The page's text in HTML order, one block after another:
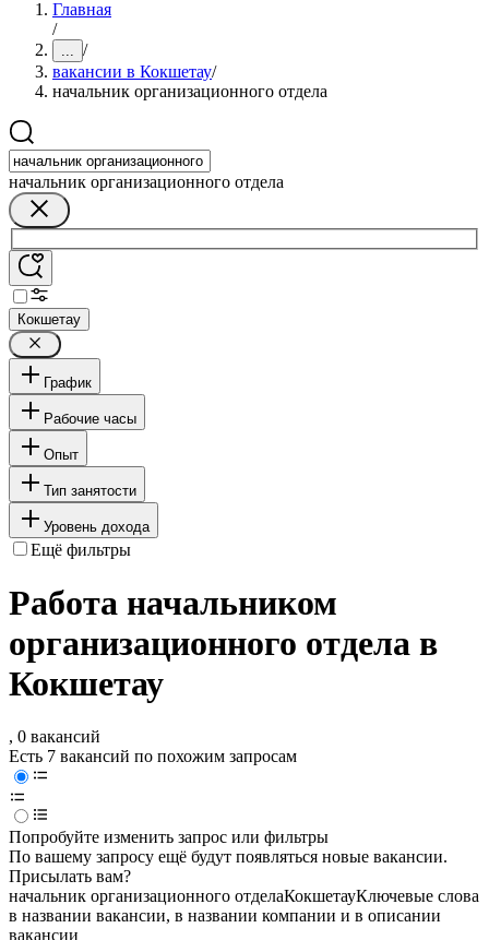
Главная
/
... /
вакансии в Кокшетау/
начальник организационного отдела
начальник организационного отдела
Кокшетау
График
Рабочие часы
Опыт
Тип занятости
Уровень дохода
Ещё фильтры
Работа начальником
организационного отдела в
Кокшетау
, 0 вакансий
Есть 7 вакансий по похожим запросам
Попробуйте изменить запрос или фильтры
По вашему запросу ещё будут появляться новые вакансии.
Присылать вам?
начальник организационного отделаКокшетауКлючевые слова
в названии вакансии, в названии компании и в описании
вакансии